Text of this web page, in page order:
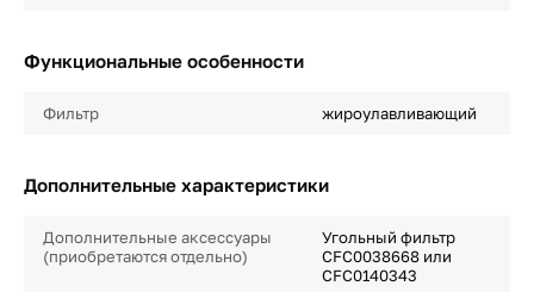
Функциональные особенности
Фильтр жироулавливающий
Дополнительные характеристики
Дополнительные аксессуары
(приобретаются отдельно)
Угольный фильтр
CFC0038668 или
CFC0140343